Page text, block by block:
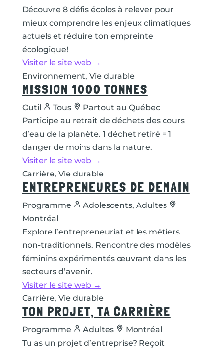
Découvre 8 défis écolos à relever pour
mieux comprendre les enjeux climatiques
actuels et réduire ton empreinte
écologique!
Visiter le site web →
Environnement, Vie durable
MISSION 1000 TONNES
Outil Tous
Partout au Québec
Participe au retrait de déchets des cours
d’eau de la planète. 1 déchet retiré = 1
danger de moins dans la nature.
Visiter le site web →
Carrière, Vie durable
ENTREPRENEURES DE DEMAIN
Programme
Adolescents, Adultes
Montréal
Explore l’entrepreneuriat et les métiers
non-traditionnels. Rencontre des modèles
féminins expérimentés œuvrant dans les
secteurs d’avenir.
Visiter le site web →
Carrière, Vie durable
TON PROJET, TA CARRIÈRE
Programme Adultes
Montréal
Tu as un projet d’entreprise? Reçoit